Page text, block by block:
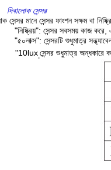
দিবালোক সেন্সর
সেন্সর মানে সেন্সর ফাংশন সক্ষম বা
"নিষ্ক্রিয়": সেন্সর সবসময় কাজ
"৫০লাক্স": সেন্সরটি শুধুমাত্র
"10luxসেন্সর শুধুমাত্র অন্ধকারে